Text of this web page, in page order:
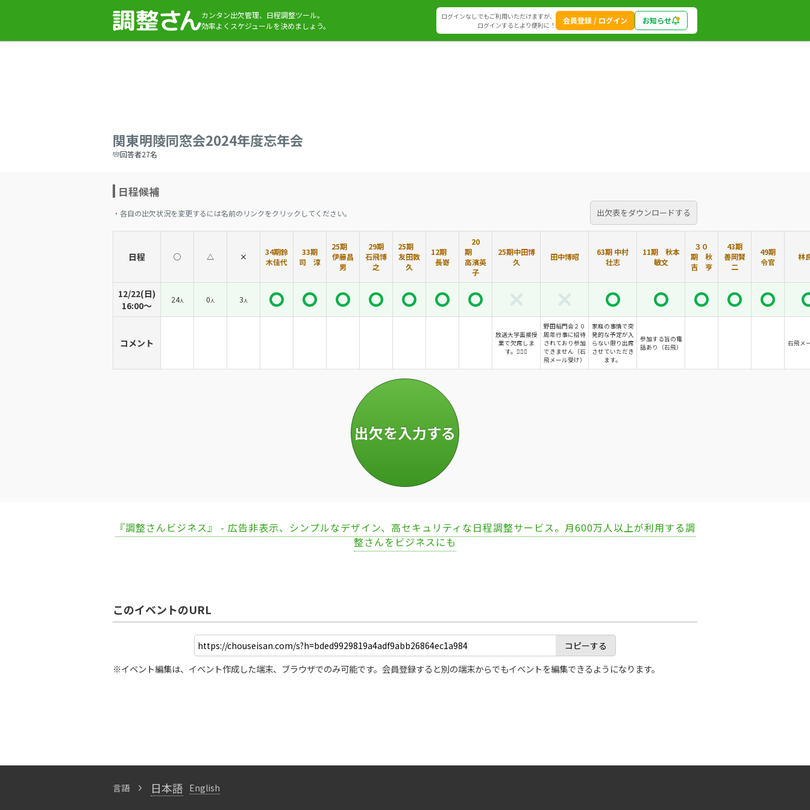
カンタン出欠管理、日程調整ツール。
効率よくスケジュールを決めましょう。
ログインなしでもご利用いただけますが、
ログインするとより便利に！
会員登録 / ログイン お知らせ
関東明陵同窓会2024年度忘年会
回答者27名
日程候補
・各自の出欠状況を変更するには名前のリンクをクリックしてください。 出欠表をダウンロードする
日程 ◯ △ ×
34期鈴
木佳代
33期
司 淳
25期
伊藤昌
男
29期
石飛博
之
25期
友田敦
久
12期
長嵜
20
期
高濱英
子
25期中田博
久
田中博昭
63期 中村
壮志
11期 秋本
敏文
３０
期 秋
吉 亨
43期
善岡賢
二
49期
令官
林
12/22(日)
16:00〜
24人 0人 3人
コメント
放送大学面接授
業で欠席しま
す。🙇🏻‍♂️
野田稲門会２０
周年行事に招待
されており参加
できません（石
飛メール受け）
家庭の事情で突
発的な予定が入
らない限り出席
させていただき
ます。
参加する旨の電
話あり（石飛）
石飛メ
『調整さんビジネス』 - 広告非表示、シンプルなデザイン、高セキュリティな日程調整サービス。月600万人以上が利用する調
整さんをビジネスにも
このイベントのURL
コピーする
※イベント編集は、イベント作成した端末、ブラウザでのみ可能です。会員登録すると別の端末からでもイベントを編集できるようになります。
言語 日本語 English